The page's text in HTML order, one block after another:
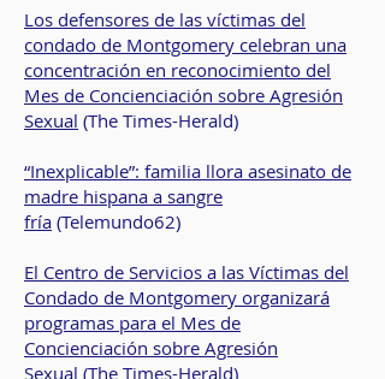
Los defensores de las víctimas del
condado de Montgomery celebran una
concentración en reconocimiento del
Mes de Concienciación sobre Agresión
Sexual (The Times-Herald)
“Inexplicable”: familia llora asesinato de
madre hispana a sangre
fría (Telemundo62)
El Centro de Servicios a las Víctimas del
Condado de Montgomery organizará
programas para el Mes de
Concienciación sobre Agresión
Sexual (The Times-Herald)